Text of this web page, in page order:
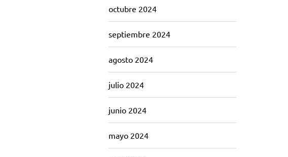
octubre 2024
septiembre 2024
agosto 2024
julio 2024
junio 2024
mayo 2024